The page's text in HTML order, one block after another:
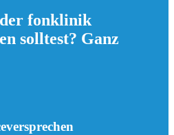
fonklinik
solltest? Ganz